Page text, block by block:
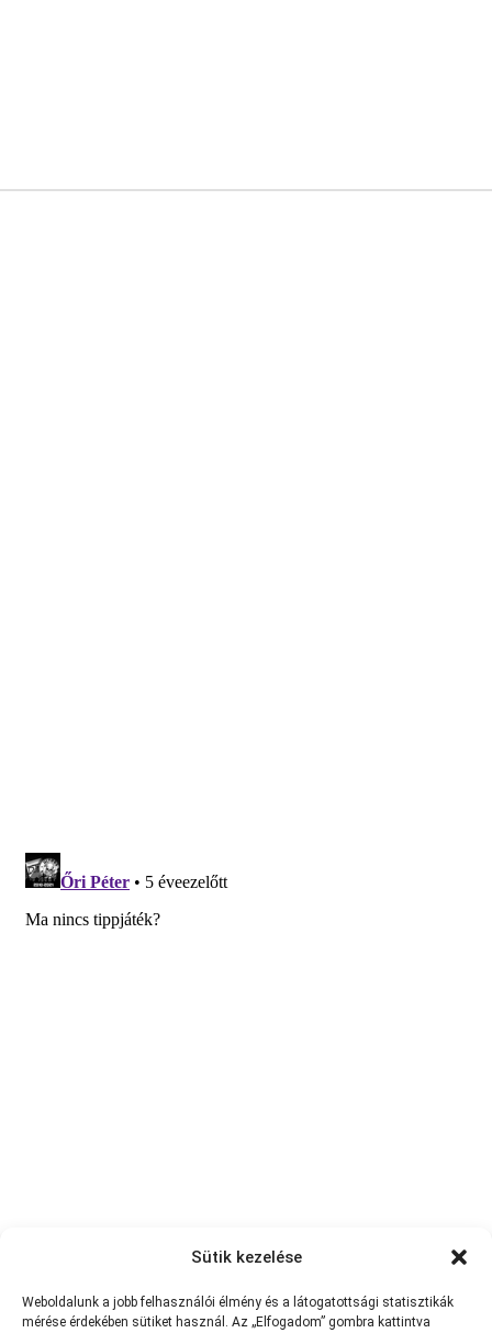
Sütik kezelése
Weboldalunk a jobb felhasználói élmény és a látogatottsági statisztikák
mérése érdekében sütiket használ. Az „Elfogadom” gombra kattintva